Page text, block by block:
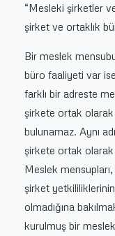
“Mesleki şirketler
şirket ve ortaklık
Bir meslek
büro faaliyeti var
farklı bir adreste
şirkete ortak
bulunamaz. Aynı
şirkete ortak olarak
Meslek
şirket yetkililiklerinin
olmadığına
kurulmuş bir